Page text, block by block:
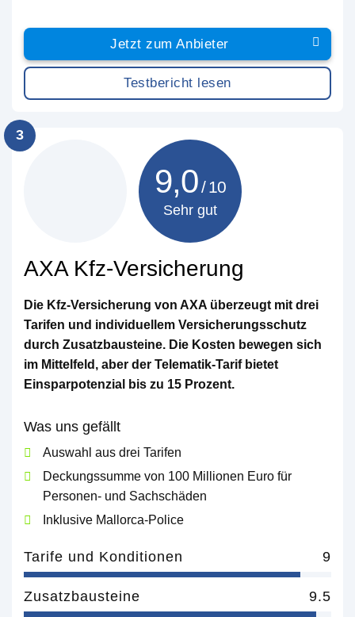
Jetzt zum Anbieter
Testbericht lesen
3
AXA Kfz-Versicherung
Die Kfz-Versicherung von AXA überzeugt mit drei
Tarifen und individuellem Versicherungsschutz
durch Zusatzbausteine. Die Kosten bewegen sich
im Mittelfeld, aber der Telematik-Tarif bietet
Einsparpotenzial bis zu 15 Prozent.
Was uns gefällt
Auswahl aus drei Tarifen
Deckungssumme von 100 Millionen Euro für
Personen- und Sachschäden
Inklusive Mallorca-Police
Tarife und Konditionen 9
Zusatzbausteine 9.5
9,0
Sehr gut